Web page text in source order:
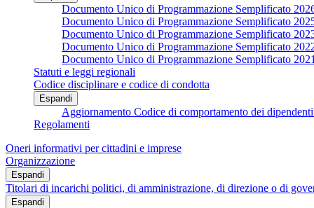
Documento Unico di Programmazione Semplificato
Documento Unico di Programmazione Semplificato
Documento Unico di Programmazione Semplificato
Documento Unico di Programmazione Semplificato
Documento Unico di Programmazione Semplificato
Statuti e leggi regionali
Codice disciplinare e codice di condotta
Espandi
Aggiornamento Codice di comportamento dei
Regolamenti
Oneri informativi per cittadini e imprese
Organizzazione
Espandi
Titolari di incarichi politici, di amministrazione, di direzione o di
Espandi